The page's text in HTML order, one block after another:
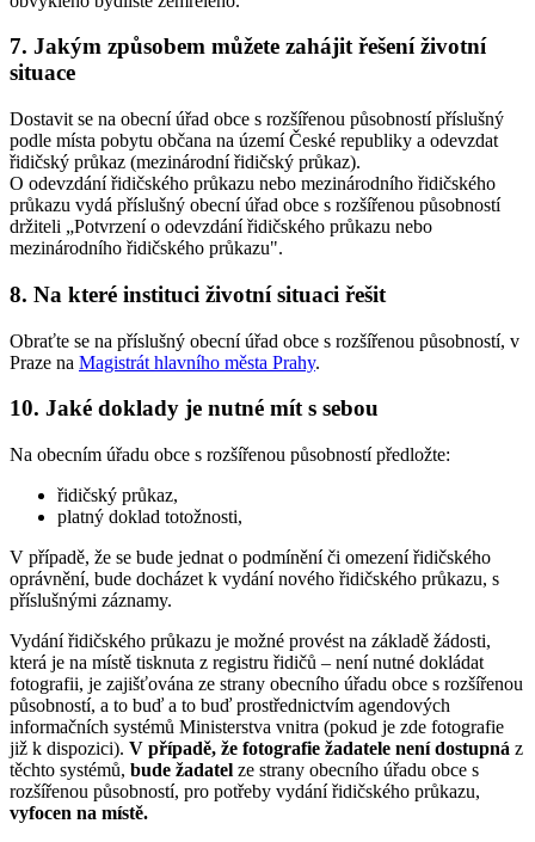
7. Jakým způsobem můžete zahájit řešení životní
situace
Dostavit se na obecní úřad obce s rozšířenou působností příslušný
podle místa pobytu občana na území České republiky a odevzdat
řidičský průkaz (mezinárodní řidičský průkaz).
O odevzdání řidičského průkazu nebo mezinárodního řidičského
průkazu vydá příslušný obecní úřad obce s rozšířenou působností
držiteli „Potvrzení o odevzdání řidičského průkazu nebo
mezinárodního řidičského průkazu".
8. Na které instituci životní situaci řešit
Obraťte se na příslušný obecní úřad obce s rozšířenou působností, v
Praze na Magistrát hlavního města Prahy.
10. Jaké doklady je nutné mít s sebou
Na obecním úřadu obce s rozšířenou působností předložte:
řidičský průkaz,
platný doklad totožnosti,
V případě, že se bude jednat o podmínění či omezení řidičského
oprávnění, bude docházet k vydání nového řidičského průkazu, s
příslušnými záznamy.
Vydání řidičského průkazu je možné provést na základě žádosti,
která je na místě tisknuta z registru řidičů – není nutné dokládat
fotografii, je zajišťována ze strany obecního úřadu obce s rozšířenou
působností, a to buď a to buď prostřednictvím agendových
informačních systémů Ministerstva vnitra (pokud je zde fotografie
již k dispozici). V případě, že fotografie žadatele není dostupná z
těchto systémů, bude žadatel ze strany obecního úřadu obce s
rozšířenou působností, pro potřeby vydání řidičského průkazu,
vyfocen na místě.